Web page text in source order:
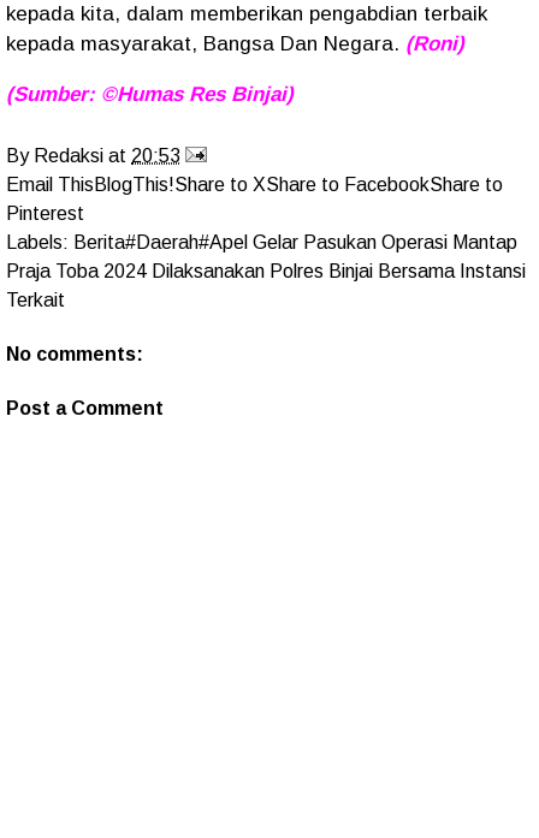
kepada kita, dalam memberikan pengabdian terbaik
kepada masyarakat, Bangsa Dan Negara. (Roni)
(Sumber: ©Humas Res Binjai)
By Redaksi at 20:53
Email This BlogThis!Share to XShare to FacebookShare to
Pinterest
Labels: Berita#Daerah#Apel Gelar Pasukan Operasi Mantap
Praja Toba 2024 Dilaksanakan Polres Binjai Bersama Instansi
Terkait
No comments:
Post a Comment